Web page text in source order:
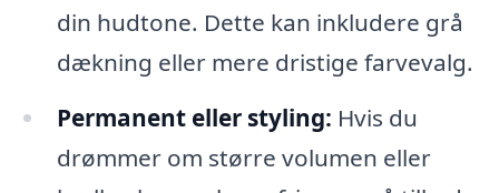
din hudtone. Dette kan inkludere grå
dækning eller mere dristige farvevalg.
Permanent eller styling: Hvis du
drømmer om større volumen eller